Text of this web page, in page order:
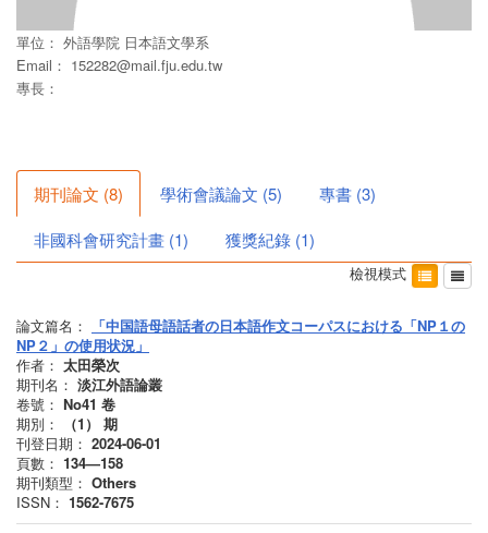
單位： 外語學院 日本語文學系
Email： 152282@mail.fju.edu.tw
專長：
期刊論文 (8) 學術會議論文 (5) 專書 (3)
非國科會研究計畫 (1) 獲獎紀錄 (1)
檢視模式
論文篇名：
「中国語母語話者の日本語作文コーパスにおける「NP１の
NP２」の使用状況」
作者： 太田榮次
期刊名： 淡江外語論叢
卷號： No41 卷
期別：
（1）
期
刊登日期： 2024-06-01
頁數： 134—158
期刊類型： Others
ISSN： 1562-7675